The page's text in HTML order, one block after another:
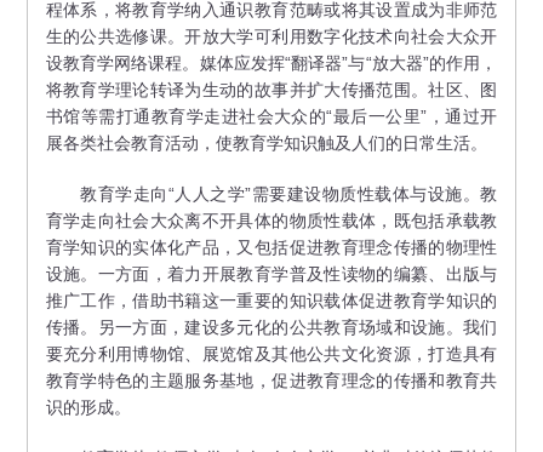
程体系，将教育学纳入通识教育范畴或将其设置成为非师范
生的公共选修课。开放大学可利用数字化技术向社会大众开
设教育学网络课程。媒体应发挥“翻译器”与“放大器”的作用，
将教育学理论转译为生动的故事并扩大传播范围。社区、图
书馆等需打通教育学走进社会大众的“最后一公里”，通过开
展各类社会教育活动，使教育学知识触及人们的日常生活。
教育学走向“人人之学”需要建设物质性载体与设施。教
育学走向社会大众离不开具体的物质性载体，既包括承载教
育学知识的实体化产品，又包括促进教育理念传播的物理性
设施。一方面，着力开展教育学普及性读物的编纂、出版与
推广工作，借助书籍这一重要的知识载体促进教育学知识的
传播。另一方面，建设多元化的公共教育场域和设施。我们
要充分利用博物馆、展览馆及其他公共文化资源，打造具有
教育学特色的主题服务基地，促进教育理念的传播和教育共
识的形成。